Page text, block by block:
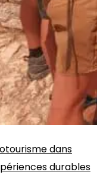
dans
durables